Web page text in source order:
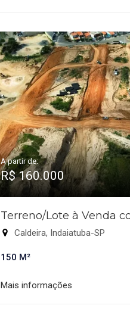
A partir de:
R$ 160.000
Terreno/Lote à Venda
Caldeira, Indaiatuba-SP
150 M²
Mais informações